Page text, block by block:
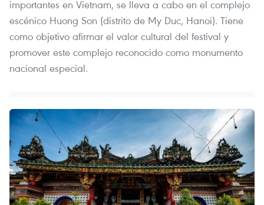
importantes en Vietnam, se lleva a cabo en el complejo
escénico Huong Son (distrito de My Duc, Hanoi). Tiene
como objetivo afirmar el valor cultural del festival y
promover este complejo reconocido como monumento
nacional especial.